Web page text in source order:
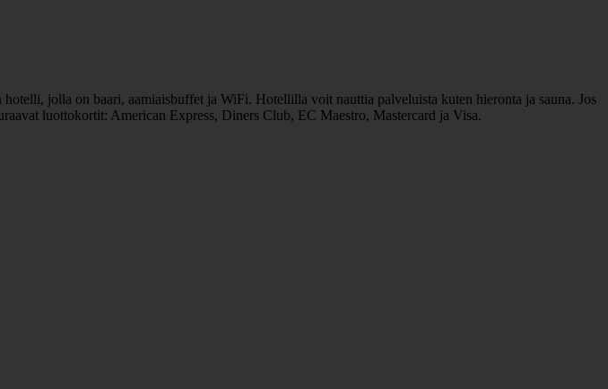
jolla on baari, aamiaisbuffet ja WiFi. Hotellilla voit nauttia palveluista kuten hieronta ja sauna. Jos
luottokortit: American Express, Diners Club, EC Maestro, Mastercard ja Visa.